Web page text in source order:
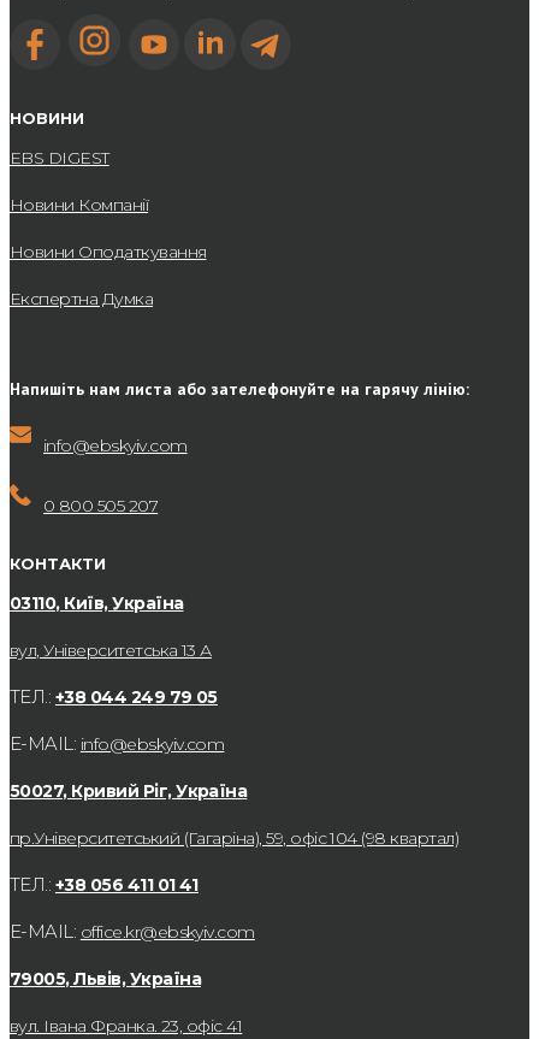
НОВИНИ
EBS DIGEST
Новини Компанії
Новини Оподаткування
Експертна Думка
Напишіть нам листа або зателефонуйте на гарячу лінію:
info@ebskyiv.com
0 800 505 207
КОНТАКТИ
03110, Київ, Україна
вул, Університетська 13 А
ТЕЛ.: +38 044 249 79 05
E-MAIL: info@ebskyiv.com
50027, Кривий Ріг, Україна
пр.Університетський (Гагаріна), 59, офіс 104 (98 квартал)
ТЕЛ.: +38 056 411 01 41
E-MAIL: office.kr@ebskyiv.com
79005, Львів, Україна
вул. Івана Франка. 23, офіс 41